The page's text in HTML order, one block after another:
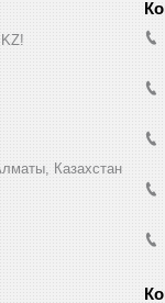
Алматы, Казахстан